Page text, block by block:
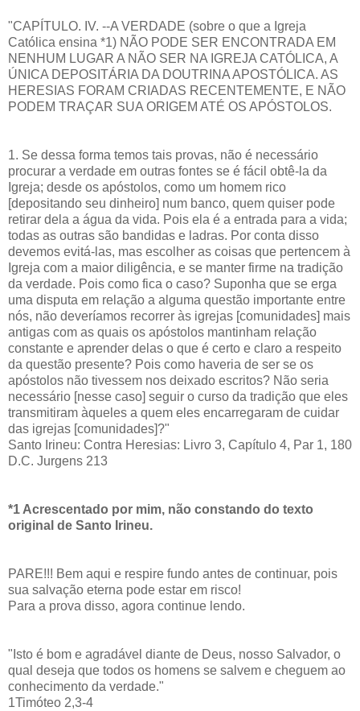
"CAPÍTULO. IV. --A VERDADE (sobre o que a Igreja
Católica ensina *1) NÃO PODE SER ENCONTRADA EM
NENHUM LUGAR A NÃO SER NA IGREJA CATÓLICA, A
ÚNICA DEPOSITÁRIA DA DOUTRINA APOSTÓLICA. AS
HERESIAS FORAM CRIADAS RECENTEMENTE, E NÃO
PODEM TRAÇAR SUA ORIGEM ATÉ OS APÓSTOLOS.
1. Se dessa forma temos tais provas, não é necessário
procurar a verdade em outras fontes se é fácil obtê-la da
Igreja; desde os apóstolos, como um homem rico
[depositando seu dinheiro] num banco, quem quiser pode
retirar dela a água da vida. Pois ela é a entrada para a vida;
todas as outras são bandidas e ladras. Por conta disso
devemos evitá-las, mas escolher as coisas que pertencem à
Igreja com a maior diligência, e se manter firme na tradição
da verdade. Pois como fica o caso? Suponha que se erga
uma disputa em relação a alguma questão importante entre
nós, não deveríamos recorrer às igrejas [comunidades] mais
antigas com as quais os apóstolos mantinham relação
constante e aprender delas o que é certo e claro a respeito
da questão presente? Pois como haveria de ser se os
apóstolos não tivessem nos deixado escritos? Não seria
necessário [nesse caso] seguir o curso da tradição que eles
transmitiram àqueles a quem eles encarregaram de cuidar
das igrejas [comunidades]?"
Santo Irineu: Contra Heresias: Livro 3, Capítulo 4, Par 1, 180
D.C. Jurgens 213
*1 Acrescentado por mim, não constando do texto
original de Santo Irineu.
PARE!!! Bem aqui e respire fundo antes de continuar, pois
sua salvação eterna pode estar em risco!
Para a prova disso, agora continue lendo.
"Isto é bom e agradável diante de Deus, nosso Salvador, o
qual deseja que todos os homens se salvem e cheguem ao
conhecimento da verdade."
1Timóteo 2,3-4